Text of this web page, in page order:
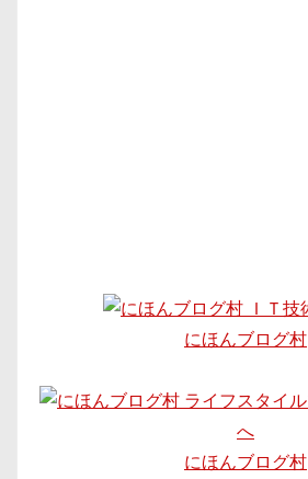
にほんブログ村
にほんブログ村